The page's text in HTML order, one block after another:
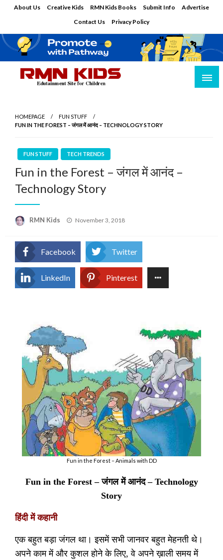
About Us Creative Kids RMN Kids Books Submit Info
Advertise
Contact Us
Privacy Policy
HOMEPAGE
FUN STUFF
FUN IN THE FOREST – जंगल में आनंद – TECHNOLOGY STORY
FUN STUFF TECH TRENDS
Fun in the Forest – जंगल में आनंद –
Technology Story
RMN Kids
Posted
November 3, 2018
Facebook Twitter
LinkedIn Pinterest
Fun in the Forest – Animals with DD
Fun in the Forest –जंगल में आनंद– Technology
Story
हिंदी में कहानी
एक बहुत बड़ा जंगल था। इसमें सभी जानवर बहुत मेहनती थे।
अपने काम में और कुशल होने के लिए,वे अपने ख़ाली समय में